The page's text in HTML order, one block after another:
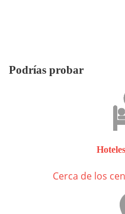
Podrías probar
Cerca de los